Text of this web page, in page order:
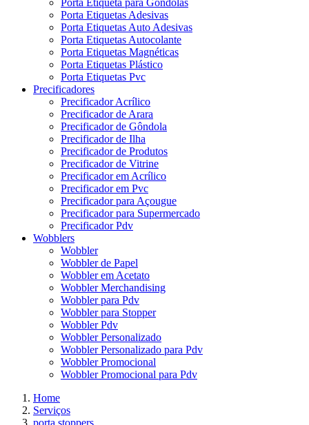
Porta Etiquetas Adesivas
Porta Etiquetas Auto Adesivas
Porta Etiquetas Autocolante
Porta Etiquetas Magnéticas
Porta Etiquetas Plástico
Porta Etiquetas Pvc
Precificadores
Precificador Acrílico
Precificador de Arara
Precificador de Gôndola
Precificador de Ilha
Precificador de Produtos
Precificador de Vitrine
Precificador em Acrílico
Precificador em Pvc
Precificador para Açougue
Precificador para Supermercado
Precificador Pdv
Wobblers
Wobbler
Wobbler de Papel
Wobbler em Acetato
Wobbler Merchandising
Wobbler para Pdv
Wobbler para Stopper
Wobbler Pdv
Wobbler Personalizado
Wobbler Personalizado para Pdv
Wobbler Promocional
Wobbler Promocional para Pdv
Home
Serviços
porta stoppers